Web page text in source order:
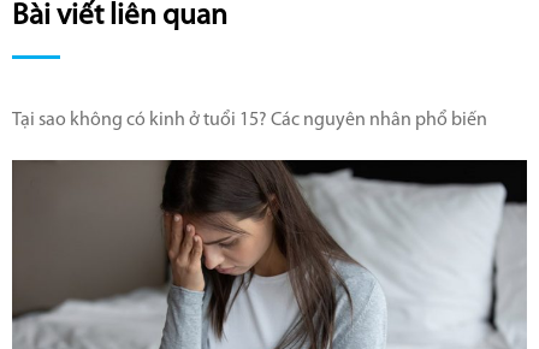
Bài viết liên quan
Tại sao không có kinh ở tuổi 15? Các nguyên nhân phổ biến